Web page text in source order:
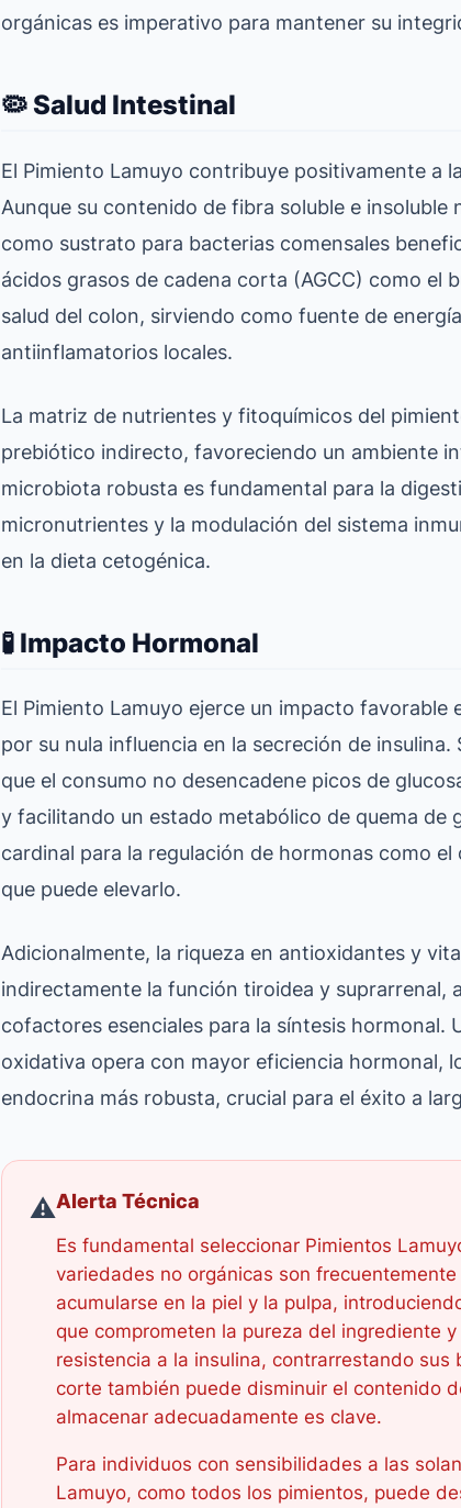
orgánicas es imperativo para mantener su
🦠 Salud Intestinal
El Pimiento Lamuyo contribuye positivamente a
Aunque su contenido de fibra soluble e
como sustrato para bacterias comensales
ácidos grasos de cadena corta (AGCC) como el
salud del colon, sirviendo como fuente de
antiinflamatorios locales.
La matriz de nutrientes y fitoquímicos del
prebiótico indirecto, favoreciendo un ambiente
microbiota robusta es fundamental para la
micronutrientes y la modulación del sistema
en la dieta cetogénica.
🧪 Impacto Hormonal
El Pimiento Lamuyo ejerce un impacto
por su nula influencia en la secreción de
que el consumo no desencadene picos de
y facilitando un estado metabólico de quema de
cardinal para la regulación de hormonas como
que puede elevarlo.
Adicionalmente, la riqueza en antioxidantes y
indirectamente la función tiroidea y
cofactores esenciales para la síntesis
oxidativa opera con mayor eficiencia hormonal,
endocrina más robusta, crucial para el éxito a
⚠️Alerta Técnica
Es fundamental seleccionar Pimientos
variedades no orgánicas son
acumularse en la piel y la pulpa,
que comprometen la pureza del ingrediente
resistencia a la insulina, contrarrestando
corte también puede disminuir el contenido
almacenar adecuadamente es clave.
Para individuos con sensibilidades a las
Lamuyo, como todos los pimientos, puede